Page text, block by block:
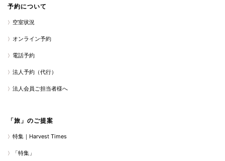
予約について
空室状況
オンライン予約
電話予約
法人予約（代行）
法人会員ご担当者様へ
「旅」のご提案
特集｜Harvest Times
「特集」